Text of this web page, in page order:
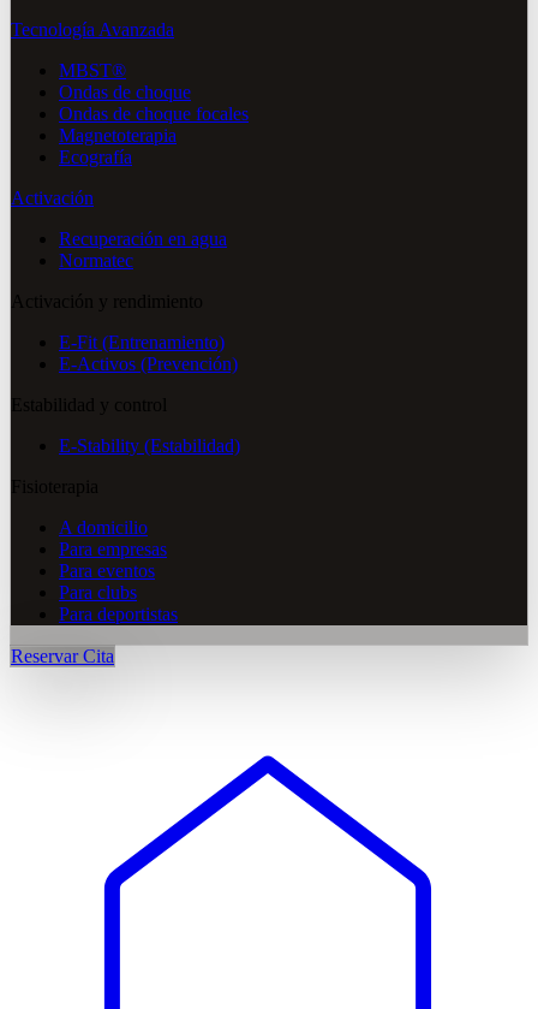
Tecnología Avanzada
MBST®
Ondas de choque
Ondas de choque focales
Magnetoterapia
Ecografía
Activación
Recuperación en agua
Normatec
Activación y rendimiento
E-Fit (Entrenamiento)
E-Activos (Prevención)
Estabilidad y control
E-Stability (Estabilidad)
Fisioterapia
A domicilio
Para empresas
Para eventos
Para clubs
Para deportistas
Reservar Cita